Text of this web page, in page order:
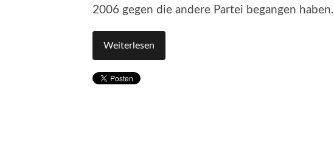
2006 gegen die andere Partei begangen haben.
Weiterlesen